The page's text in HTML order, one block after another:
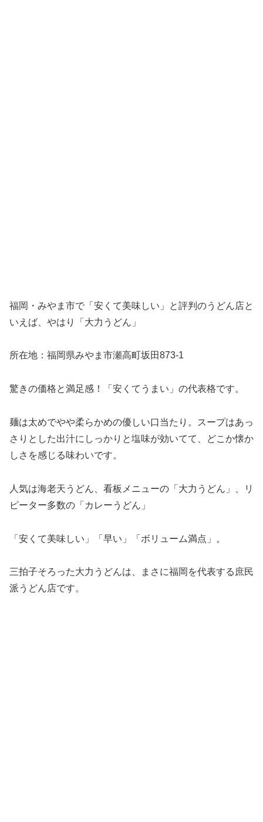
福岡・みやま市で「安くて美味しい」と評判のうどん店と
いえば、やはり「大力うどん」
所在地：福岡県みやま市瀬高町坂田873-1
驚きの価格と満足感！「安くてうまい」の代表格です。
麺は太めでやや柔らかめの優しい口当たり。スープはあっ
さりとした出汁にしっかりと塩味が効いてて、どこか懐か
しさを感じる味わいです。
人気は海老天うどん、看板メニューの「大力うどん」、リ
ピーター多数の「カレーうどん」
「安くて美味しい」「早い」「ボリューム満点」。
三拍子そろった大力うどんは、まさに福岡を代表する庶民
派うどん店です。